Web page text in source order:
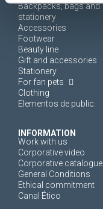
Backpacks, bags and
stationery
Accessories
Footwear
Beauty line
Gift and accessories
Stationery
For fan pets
Clothing
Elementos de public.
INFORMATION
Work with us
Corporative video
Corporative catalogue
General Conditions
Ethical commitment
Canal Ético